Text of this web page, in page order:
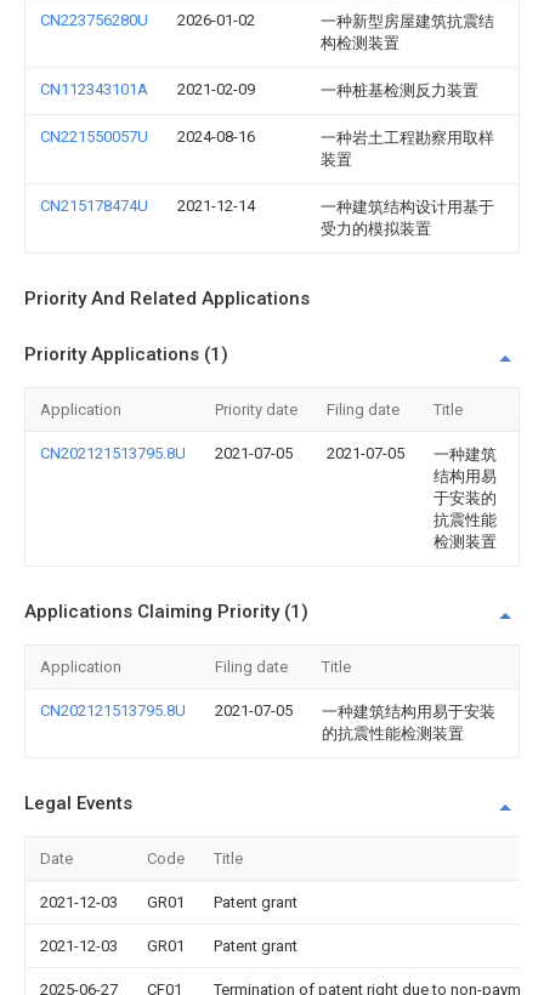
CN223756280U 2026-01-02
一种新型房屋建筑抗震结
构检测装置
CN112343101A 2021-02-09 一种桩基检测反力装置
CN221550057U 2024-08-16
一种岩土工程勘察用取样
装置
CN215178474U 2021-12-14
一种建筑结构设计用基于
受力的模拟装置
Priority And Related Applications
Priority Applications (1)
Application Priority date Filing date Title
CN202121513795.8U 2021-07-05 2021-07-05
一种建筑
结构用易
于安装的
抗震性能
检测装置
Applications Claiming Priority (1)
Application Filing date Title
CN202121513795.8U 2021-07-05
一种建筑结构用易于安装
的抗震性能检测装置
Legal Events
Date Code Title
2021-12-03 GR01 Patent grant
2021-12-03 GR01 Patent grant
2025-06-27 CF01 Termination of patent right due to non-